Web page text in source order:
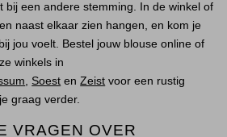
bij een andere stemming. In de winkel of
naast elkaar zien hangen, en kom je
jou voelt. Bestel jouw blouse online of
winkels in
, Soest enZeist voor een rustig
graag verder.
VRAGEN OVER